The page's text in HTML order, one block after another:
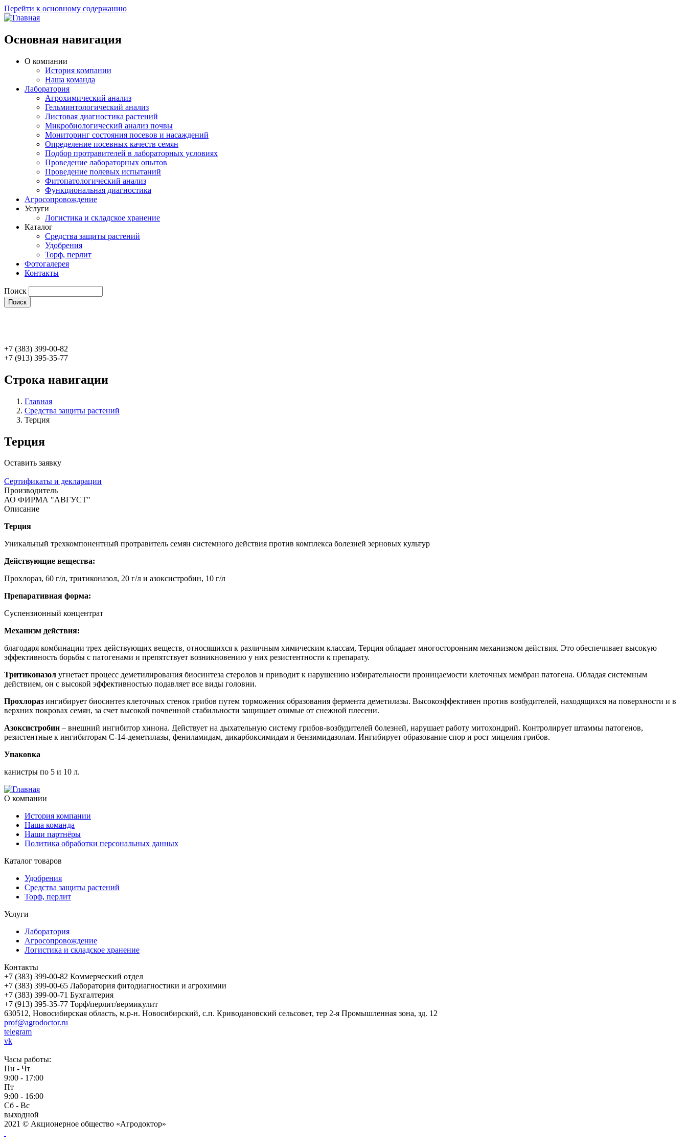
Перейти к основному содержанию
Основная навигация
О компании
История компании
Наша команда
Лаборатория
Агрохимический анализ
Гельминтологический анализ
Листовая диагностика растений
Микробиологический анализ почвы
Мониторинг состояния посевов и насаждений
Определение посевных качеств семян
Подбор протравителей в лабораторных условиях
Проведение лабораторных опытов
Проведение полевых испытаний
Фитопатологический анализ
Функциональная диагностика
Агросопровождение
Услуги
Логистика и складское хранение
Каталог
Средства защиты растений
Удобрения
Торф, перлит
Фотогалерея
Контакты
Поиск
+7 (383) 399-00-82
+7 (913) 395-35-77
Строка навигации
Главная
Средства защиты растений
Терция
Терция
Оставить заявку
Сертификаты и декларации
Производитель
АО ФИРМА "АВГУСТ"
Описание
Терция
Уникальный трехкомпонентный протравитель семян системного действия против комплекса болезней зерновых культур
Действующие вещества:
Прохлораз, 60 г/л, тритиконазол, 20 г/л и азоксистробин, 10 г/л
Препаративная форма:
Суспензионный концентрат
Механизм действия:
благодаря комбинации трех действующих веществ, относящихся к различным химическим классам, Терция обладает многосторонним механизмом действия. Это обеспечивает высокую
эффективность борьбы с патогенами и препятствует возникновению у них резистентности к препарату.
Тритиконазол угнетает процесс деметилирования биосинтеза стеролов и приводит к нарушению избирательности проницаемости клеточных мембран патогена. Обладая системным
действием, он с высокой эффективностью подавляет все виды головни.
Прохлораз ингибирует биосинтез клеточных стенок грибов путем торможения образования фермента деметилазы. Высокоэффективен против возбудителей, находящихся на поверхности и в
верхних покровах семян, за счет высокой почвенной стабильности защищает озимые от снежной плесени.
Азоксистробин – внешний ингибитор хинона. Действует на дыхательную систему грибов-возбудителей болезней, нарушает работу митохондрий. Контролирует штаммы патогенов,
резистентные к ингибиторам С-14-деметилазы, фениламидам, дикарбоксимидам и бензимидазолам. Ингибирует образование спор и рост мицелия грибов.
Упаковка
канистры по 5 и 10 л.
О компании
История компании
Наша команда
Наши партнёры
Политика обработки персональных данных
Каталог товаров
Удобрения
Средства защиты растений
Торф, перлит
Услуги
Лаборатория
Агросопровождение
Логистика и складское хранение
Контакты
+7 (383) 399-00-82 Коммерческий отдел
+7 (383) 399-00-65 Лаборатория фитодиагностики и агрохимии
+7 (383) 399-00-71 Бухгалтерия
+7 (913) 395-35-77 Торф/перлит/вермикулит
630512, Новосибирская область, м.р-н. Новосибирский, с.п. Криводановский сельсовет, тер 2-я Промышленная зона, зд. 12
prof@agrodoctor.ru
telegram
vk
Часы работы:
Пн - Чт
9:00 - 17:00
Пт
9:00 - 16:00
Сб - Вс
выходной
2021 © Акционерное общество «Агродоктор»